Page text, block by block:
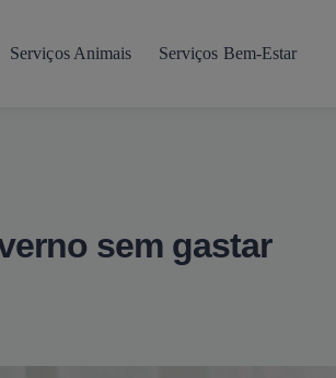
Serviços Animais Serviços Bem-Estar
sem gastar